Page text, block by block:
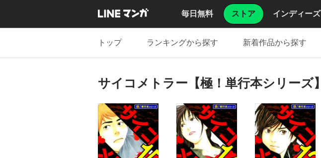
毎日無料 ストア インディーズ
トップ ランキングから探す 新着作品から探す
サイコメトラー【極！単行本シリーズ】